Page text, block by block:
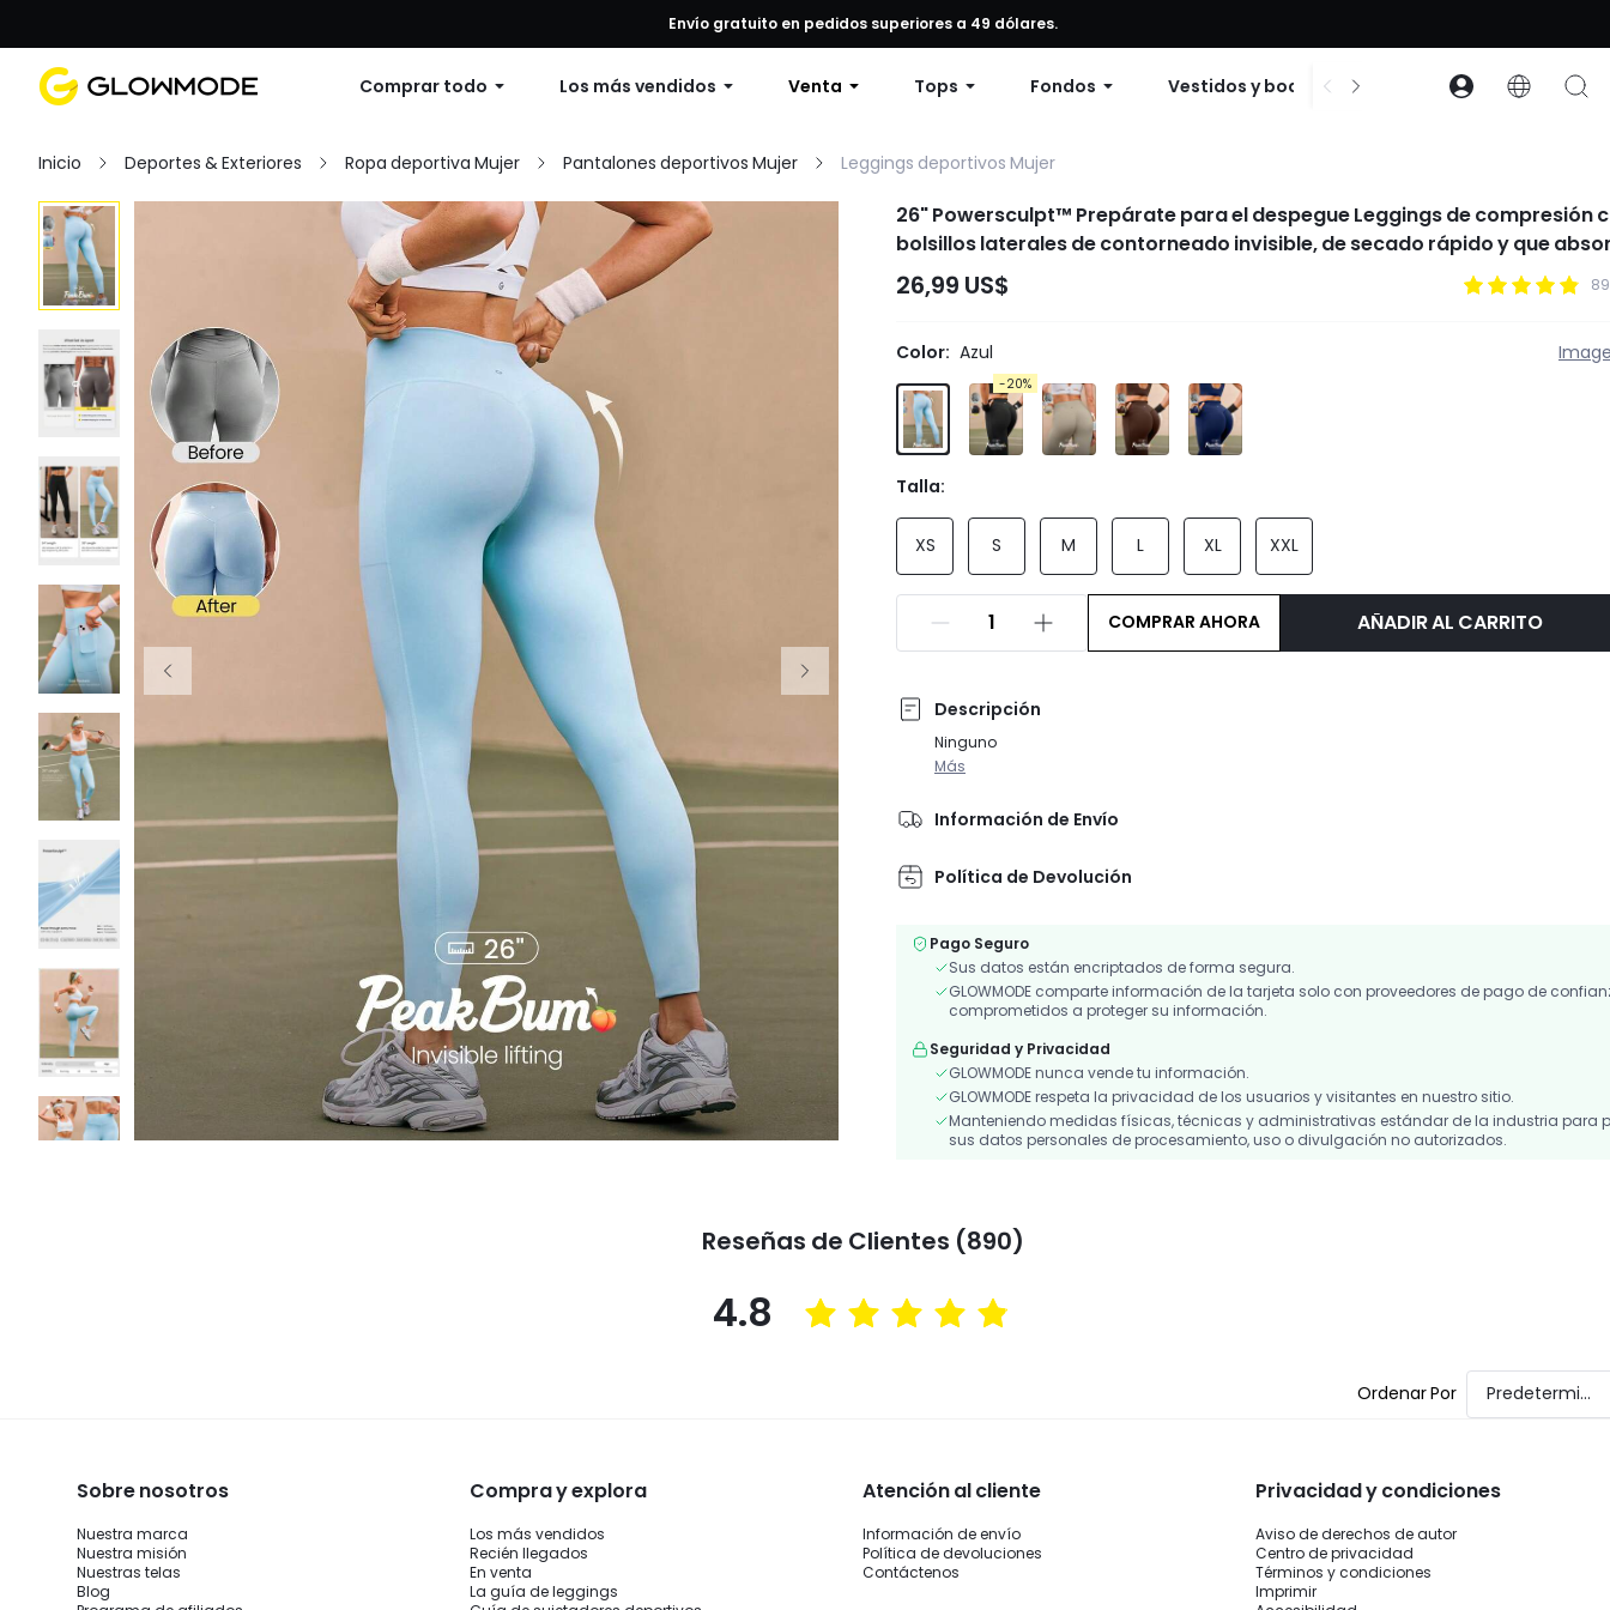
Primer pedido: 10% de descuento en cualquier pedido, 12% de descuento en pedidos de $79 o más, o 15% de descuento en pedidos de $99 o más | Código: GLOWNEW
Envío gratuito en pedidos superiores a 49 dólares.
Comprar todo Los más vendidos Venta Tops Fondos Vestidos y bodies Accesorios
Inicio Deportes & Exteriores Ropa deportiva Mujer Pantalones deportivos Mujer Leggings deportivos Mujer
26" Powersculpt™ Prepárate para el despegue Leggings de compresión
bolsillos laterales de contorneado invisible, de secado rápido y que
sudor para entrenamiento de alto impacto, gimnasio, running y
26,99 US$
Color: Azul
-20%
Talla:
XS S M L XL XXL
COMPRAR AHORA AÑADIR AL CARRITO
Descripción
Ninguno
Más
Información de Envío
Política de Devolución
Pago Seguro
Sus datos están encriptados de forma segura.
GLOWMODE comparte información de la tarjeta solo con proveedores de pago de
comprometidos a proteger su información.
Seguridad y Privacidad
GLOWMODE nunca vende tu información.
GLOWMODE respeta la privacidad de los usuarios y visitantes en nuestro sitio.
Manteniendo medidas físicas, técnicas y administrativas estándar de la industria para
sus datos personales de procesamiento, uso o divulgación no autorizados.
Reseñas de Clientes (890)
4.8
Ordenar Por Predeterminado
Sobre nosotros
Nuestra marca
Nuestra misión
Nuestras telas
Blog
Compra y explora
Los más vendidos
Recién llegados
En venta
La guía de leggings
Atención al cliente
Información de envío
Política de devoluciones
Contáctenos
Privacidad y condiciones
Aviso de derechos de autor
Centro de privacidad
Términos y condiciones
Imprimir